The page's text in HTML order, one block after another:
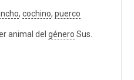
, cochino, puerco
animal del género Sus.